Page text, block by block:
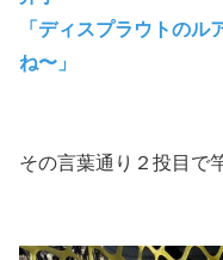
「ディスプラウトの
ね〜 」
その言葉通り２投目で